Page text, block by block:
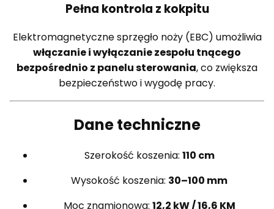
Pełna kontrola z kokpitu
Elektromagnetyczne sprzęgło noży (EBC) umożliwia
włączanie i wyłączanie zespołu tnącego
bezpośrednio z panelu sterowania, co zwiększa
bezpieczeństwo i wygodę pracy.
Dane techniczne
Szerokość koszenia: 110 cm
Wysokość koszenia: 30–100 mm
Moc znamionowa: 12,2 kW / 16,6 KM